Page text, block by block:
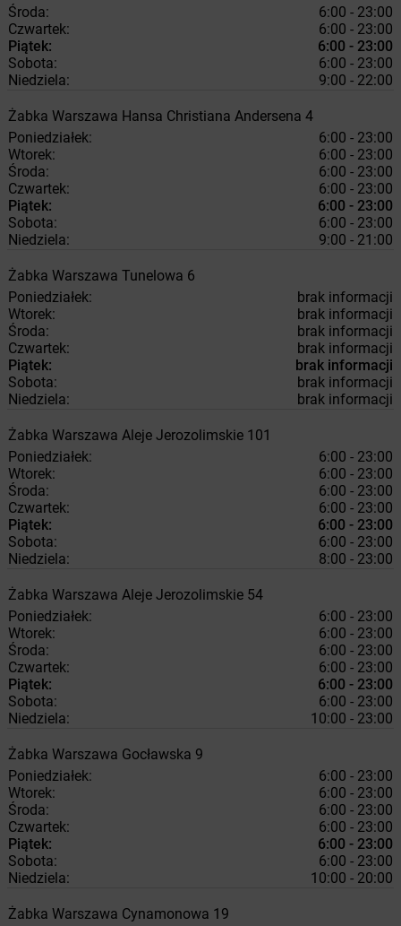
Środa:
6:00 - 23:00
Czwartek:
6:00 - 23:00
Piątek:
6:00 - 23:00
Sobota:
6:00 - 23:00
Niedziela:
9:00 - 22:00
Żabka Warszawa Hansa Christiana Andersena 4
Poniedziałek:
6:00 - 23:00
Wtorek:
6:00 - 23:00
Środa:
6:00 - 23:00
Czwartek:
6:00 - 23:00
Piątek:
6:00 - 23:00
Sobota:
6:00 - 23:00
Niedziela:
9:00 - 21:00
Żabka Warszawa Tunelowa 6
Poniedziałek:
brak informacji
Wtorek:
brak informacji
Środa:
brak informacji
Czwartek:
brak informacji
Piątek:
brak informacji
Sobota:
brak informacji
Niedziela:
brak informacji
Żabka Warszawa Aleje Jerozolimskie 101
Poniedziałek:
6:00 - 23:00
Wtorek:
6:00 - 23:00
Środa:
6:00 - 23:00
Czwartek:
6:00 - 23:00
Piątek:
6:00 - 23:00
Sobota:
6:00 - 23:00
Niedziela:
8:00 - 23:00
Żabka Warszawa Aleje Jerozolimskie 54
Poniedziałek:
6:00 - 23:00
Wtorek:
6:00 - 23:00
Środa:
6:00 - 23:00
Czwartek:
6:00 - 23:00
Piątek:
6:00 - 23:00
Sobota:
6:00 - 23:00
Niedziela:
10:00 - 23:00
Żabka Warszawa Gocławska 9
Poniedziałek:
6:00 - 23:00
Wtorek:
6:00 - 23:00
Środa:
6:00 - 23:00
Czwartek:
6:00 - 23:00
Piątek:
6:00 - 23:00
Sobota:
6:00 - 23:00
Niedziela:
10:00 - 20:00
Żabka Warszawa Cynamonowa 19